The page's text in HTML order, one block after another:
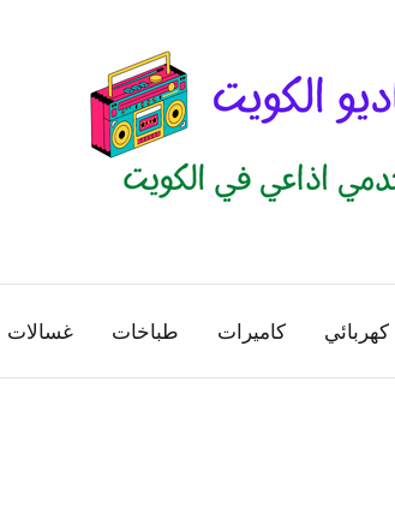
الكويت
منصة
اذاعية
كهربائي كاميرات طباخات غسالات